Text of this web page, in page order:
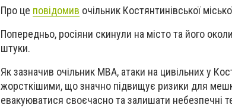
Про це повідомив очільник Костянтинівської
Попередньо, росіяни скинули на місто та його
штуки.
Як зазначив очільник МВА, атаки на цивільних у
жорсткішими, що значно підвищує ризики для
евакуюватися своєчасно та залишати небезпечні